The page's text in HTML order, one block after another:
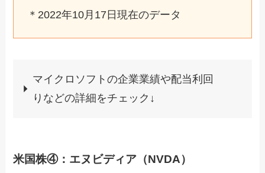
＊2022年10月17日現在のデータ
マイクロソフトの企業業績や配当利回
りなどの詳細をチェック↓
米国株④：エヌビディア（NVDA）